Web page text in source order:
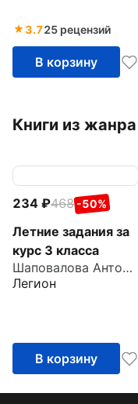
3.725 рецензий
В корзину
Книги из жанра
234 468 -50%
Летние задания за
курс 3 класса
Шаповалова Антонина Николаевна
Легион
В корзину